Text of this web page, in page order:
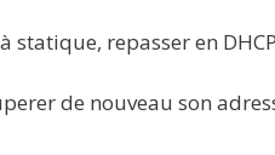
statique, repasser en
de nouveau son